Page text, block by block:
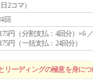
日2コマ）
回
円（分割支払：4回分）×6
円（一括支払：24回分）
ーディングの極意を身につ